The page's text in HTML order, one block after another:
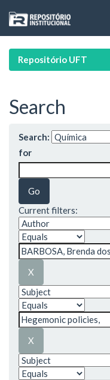
navigation
Repositório UFT
Search
Search:
for
Current filters: